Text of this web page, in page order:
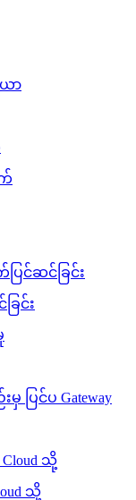
ာ
က်
ြင်ဆင်ခြင်း
င်း
မှ ပြင်ပ Gateway
Cloud သို့
သို့